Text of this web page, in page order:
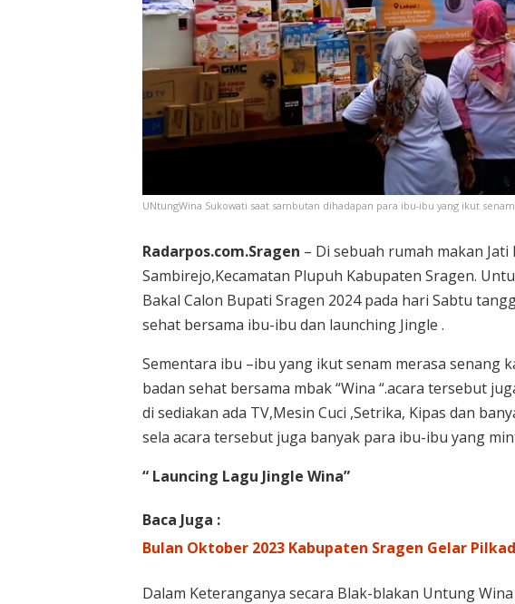
UNtungWina Sukowati saat sambutan dihadapan para ibu-ibu yang ikut senam
Radarpos.com.Sragen – Di sebuah rumah makan
Sambirejo,Kecamatan Plupuh Kabupaten Sragen.
Bakal Calon Bupati Sragen 2024 pada hari Sabtu
sehat bersama ibu-ibu dan launching Jingle .
Sementara ibu –ibu yang ikut senam merasa senang
badan sehat bersama mbak “Wina “.acara tersebut
di sediakan ada TV,Mesin Cuci ,Setrika, Kipas dan
sela acara tersebut juga banyak para ibu-ibu yang
“ Launcing Lagu Jingle Wina”
Baca Juga :
Bulan Oktober 2023 Kabupaten Sragen Gelar
Dalam Keteranganya secara Blak-blakan Untung